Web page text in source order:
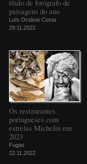
título de fotógrafo de
paisagens do ano
Luís Octávio Costa
29.11.2022
Os restaurantes
portugueses com
estrelas Michelin em
2023
Fugas
22.11.2022